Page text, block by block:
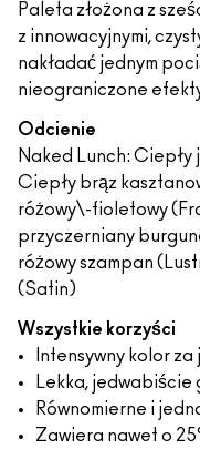
Paleta złożona z
z innowacyjnymi,
nakładać jednym
nieograniczone
Odcienie
Naked Lunch:
Ciepły brąz
różowy\-fioletowy
przyczerniany
różowy szampan
(Satin)
Wszystkie korzyści
Intensywny kolor
Lekka, jedwabiście
Równomierne i
Zawiera nawet o